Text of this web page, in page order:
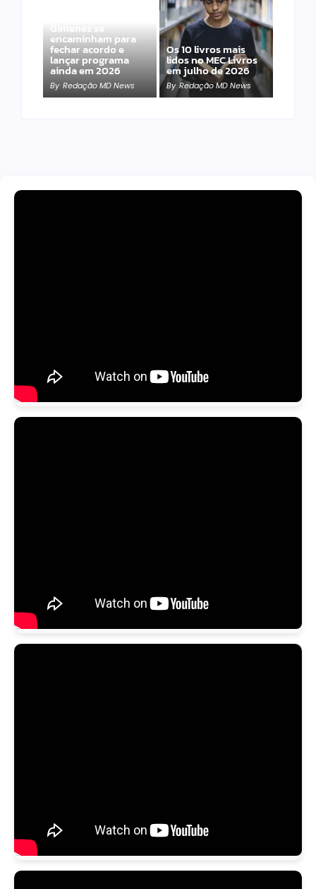
Gimenez se
encaminham para
fechar acordo e
lançar programa
ainda em 2026
By Redação MD News
Os 10 livros mais
lidos no MEC Livros
em julho de 2026
By Redação MD News